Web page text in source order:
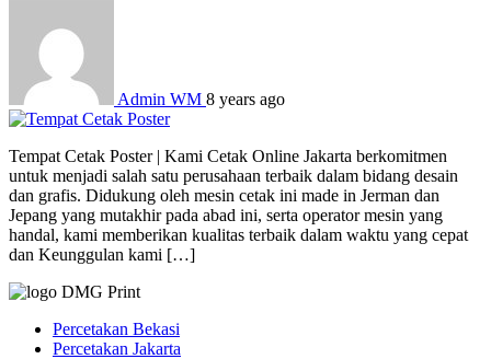
Admin WM 8 years ago
Tempat Cetak Poster | Kami Cetak Online Jakarta berkomitmen
untuk menjadi salah satu perusahaan terbaik dalam bidang desain
dan grafis. Didukung oleh mesin cetak ini made in Jerman dan
Jepang yang mutakhir pada abad ini, serta operator mesin yang
handal, kami memberikan kualitas terbaik dalam waktu yang cepat
dan Keunggulan kami […]
Percetakan Bekasi
Percetakan Jakarta